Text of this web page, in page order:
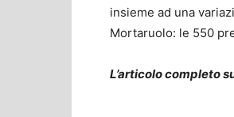
insieme ad una
Mortaruolo: le 550
L’articolo completo